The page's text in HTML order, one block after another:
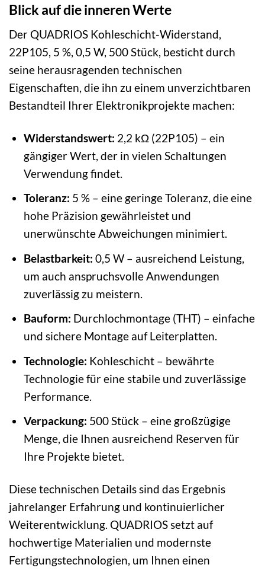
Blick auf die inneren Werte
Der QUADRIOS Kohleschicht-Widerstand,
22P105, 5 %, 0,5 W, 500 Stück, besticht durch
seine herausragenden technischen
Eigenschaften, die ihn zu einem unverzichtbaren
Bestandteil Ihrer Elektronikprojekte machen:
Widerstandswert: 2,2 kΩ (22P105) – ein
gängiger Wert, der in vielen Schaltungen
Verwendung findet.
Toleranz: 5 % – eine geringe Toleranz, die eine
hohe Präzision gewährleistet und
unerwünschte Abweichungen minimiert.
Belastbarkeit: 0,5 W – ausreichend Leistung,
um auch anspruchsvolle Anwendungen
zuverlässig zu meistern.
Bauform: Durchlochmontage (THT) – einfache
und sichere Montage auf Leiterplatten.
Technologie: Kohleschicht – bewährte
Technologie für eine stabile und zuverlässige
Performance.
Verpackung: 500 Stück – eine großzügige
Menge, die Ihnen ausreichend Reserven für
Ihre Projekte bietet.
Diese technischen Details sind das Ergebnis
jahrelanger Erfahrung und kontinuierlicher
Weiterentwicklung. QUADRIOS setzt auf
hochwertige Materialien und modernste
Fertigungstechnologien, um Ihnen einen